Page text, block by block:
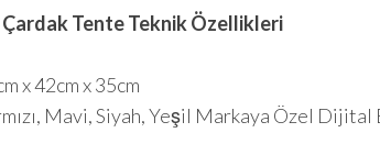
Çardak Tente Teknik Özellikleri
x 42cm x 35cm
Mavi, Siyah, Yeşil Markaya Özel Dijital